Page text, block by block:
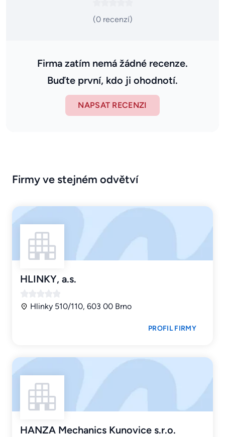
(0 recenzí)
Firma zatím nemá žádné recenze.
Buďte první, kdo ji ohodnotí.
NAPSAT RECENZI
Firmy ve stejném odvětví
HLINKY, a.s.
Hlinky 510/110, 603 00 Brno
PROFIL FIRMY
HANZA Mechanics Kunovice s.r.o.